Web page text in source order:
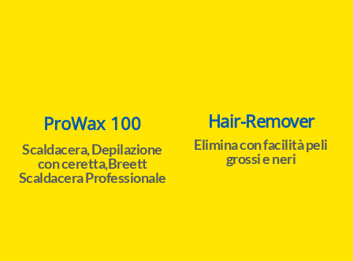
ProWax 100
Scaldacera, Depilazione
con ceretta,Breett
Scaldacera Professionale
Hair-Remover
Elimina con facilità peli
grossi e neri